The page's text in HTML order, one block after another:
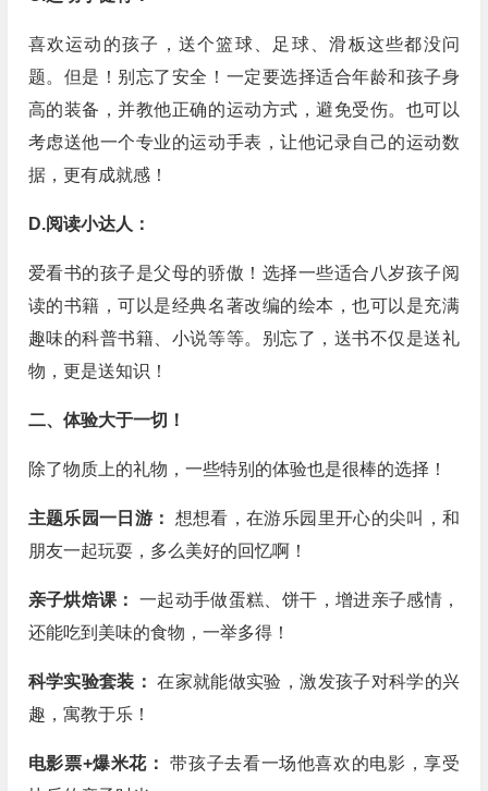
喜欢运动的孩子，送个篮球、足球、滑板这些都没问
题。但是！别忘了安全！一定要选择适合年龄和孩子身
高的装备，并教他正确的运动方式，避免受伤。也可以
考虑送他一个专业的运动手表，让他记录自己的运动数
据，更有成就感！
D.阅读小达人：
爱看书的孩子是父母的骄傲！选择一些适合八岁孩子阅
读的书籍，可以是经典名著改编的绘本，也可以是充满
趣味的科普书籍、小说等等。别忘了，送书不仅是送礼
物，更是送知识！
二、体验大于一切！
除了物质上的礼物，一些特别的体验也是很棒的选择！
主题乐园一日游： 想想看，在游乐园里开心的尖叫，和
朋友一起玩耍，多么美好的回忆啊！
亲子烘焙课：一起动手做蛋糕、饼干，增进亲子感情，
还能吃到美味的食物，一举多得！
科学实验套装：在家就能做实验，激发孩子对科学的兴
趣，寓教于乐！
电影票+爆米花：带孩子去看一场他喜欢的电影，享受